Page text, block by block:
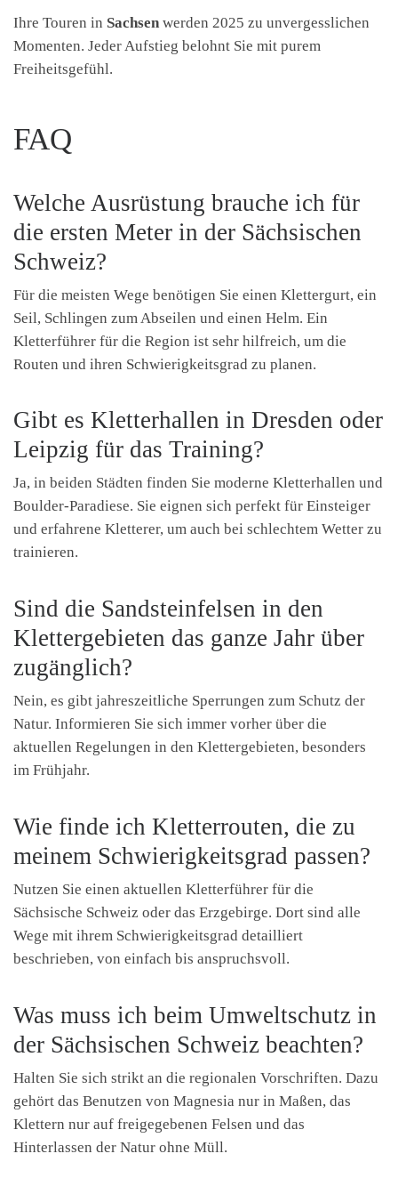
Ihre Touren in Sachsen werden 2025 zu unvergesslichen
Momenten. Jeder Aufstieg belohnt Sie mit purem
Freiheitsgefühl.
FAQ
Welche Ausrüstung brauche ich für
die ersten Meter in der Sächsischen
Schweiz?
Für die meisten Wege benötigen Sie einen Klettergurt, ein
Seil, Schlingen zum Abseilen und einen Helm. Ein
Kletterführer für die Region ist sehr hilfreich, um die
Routen und ihren Schwierigkeitsgrad zu planen.
Gibt es Kletterhallen in Dresden oder
Leipzig für das Training?
Ja, in beiden Städten finden Sie moderne Kletterhallen und
Boulder-Paradiese. Sie eignen sich perfekt für Einsteiger
und erfahrene Kletterer, um auch bei schlechtem Wetter zu
trainieren.
Sind die Sandsteinfelsen in den
Klettergebieten das ganze Jahr über
zugänglich?
Nein, es gibt jahreszeitliche Sperrungen zum Schutz der
Natur. Informieren Sie sich immer vorher über die
aktuellen Regelungen in den Klettergebieten, besonders
im Frühjahr.
Wie finde ich Kletterrouten, die zu
meinem Schwierigkeitsgrad passen?
Nutzen Sie einen aktuellen Kletterführer für die
Sächsische Schweiz oder das Erzgebirge. Dort sind alle
Wege mit ihrem Schwierigkeitsgrad detailliert
beschrieben, von einfach bis anspruchsvoll.
Was muss ich beim Umweltschutz in
der Sächsischen Schweiz beachten?
Halten Sie sich strikt an die regionalen Vorschriften. Dazu
gehört das Benutzen von Magnesia nur in Maßen, das
Klettern nur auf freigegebenen Felsen und das
Hinterlassen der Natur ohne Müll.